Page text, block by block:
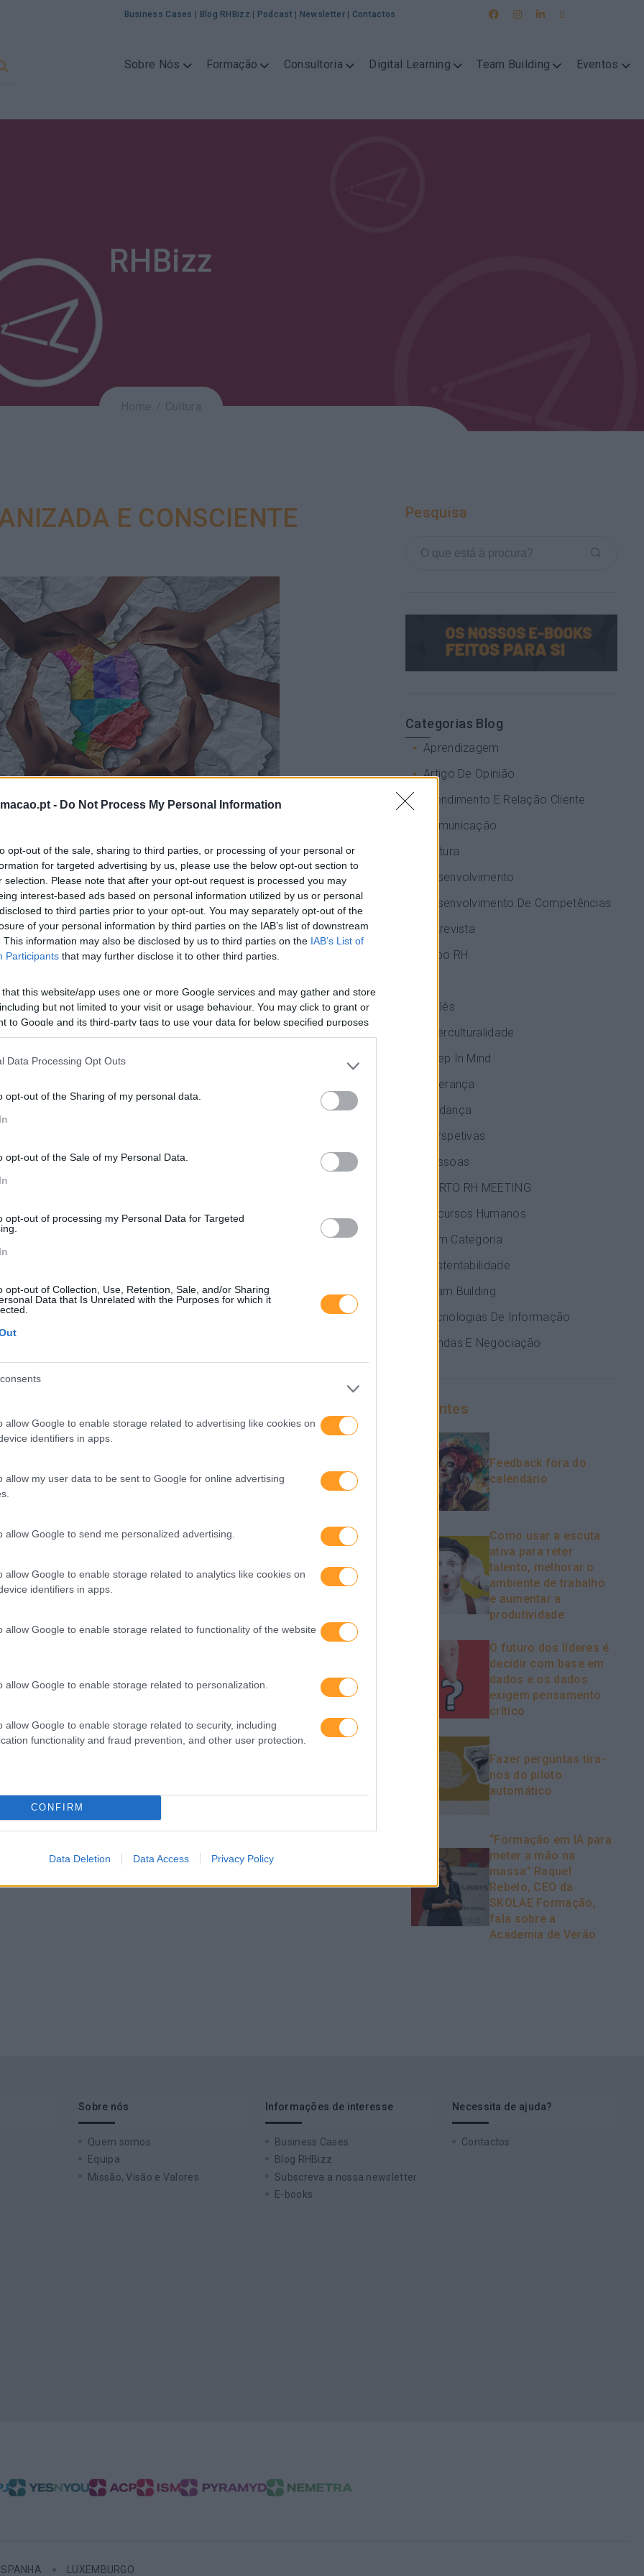
- Do Not Process My Personal Information
opt-out of the sale, sharing to third parties, or processing of your personal or
for targeted advertising by us, please use the below opt-out section to
selection. Please note that after your opt-out request is processed you may
interest-based ads based on personal information utilized by us or personal
to third parties prior to your opt-out. You may separately opt-out of the
of your personal information by third parties on the IAB’s list of downstream
This information may also be disclosed by us to third parties on the IAB’s List of
Participants that may further disclose it to other third parties.
that this website/app uses one or more Google services and may gather and store
but not limited to your visit or usage behaviour. You may click to grant or
to Google and its third-party tags to use your data for below specified purposes
consent section.
Data Processing Opt Outs
opt-out of the Sharing of my personal data.
opt-out of the Sale of my Personal Data.
opt-out of processing my Personal Data for Targeted
opt-out of Collection, Use, Retention, Sale, and/or Sharing
Data that Is Unrelated with the Purposes for which it
allow Google to enable storage related to advertising like cookies on
identifiers in apps.
allow my user data to be sent to Google for online advertising
allow Google to send me personalized advertising.
allow Google to enable storage related to analytics like cookies on
identifiers in apps.
allow Google to enable storage related to functionality of the website
allow Google to enable storage related to personalization.
allow Google to enable storage related to security, including
functionality and fraud prevention, and other user protection.
CONFIRM
Data Deletion Data Access Privacy Policy
Business Cases Blog RHBizz Podcast Newsletter| Contactos
Sobre Nós Formação Consultoria Digital Learning Team Building Eventos
RHBizz
E CONSCIENTE
e consciência do Líder
navegam num barco à deriva, são precisos líderes que promovam
ao momento presente. Conheça as 7 características que definem o
delas
para arriscar e serem ousados no trabalho que desenvolvem
com as pessoas.Ousa ir ao encontro
e consequentemente estimula as equipas a fazer o mesmo
promove a autoconfiança
nos colaboradores, porque confia neles
objetivos
e fazerem um caminho comum.
aqui
OS VALORES DA
EM TODAS AS
INTELIGÊNCIA INTERCULTURAL
SINGULARIDADE NO
DESENVOLVIMENTO DE
PESSOAS E EQUIPAS
Pesquisa
Categorias Blog
Aprendizagem
Artigo De Opinião
Atendimento E Relação Cliente
Comunicação
Cultura
Desenvolvimento
Desenvolvimento De Competências
Entrevista
Expo RH
Inglês
Interculturalidade
Keep In Mind
Liderança
Mudança
Perspetivas
Pessoas
PORTO RH MEETING
Recursos Humanos
Sem Categoria
Sustentabilidade
Team Building
Tecnologias De Informação
Vendas E Negociação
Recentes
Feedback fora do
calendário
Como usar a escuta
ativa para reter
talento, melhorar o
ambiente de trabalho
e aumentar a
produtividade
O futuro dos líderes é
decidir com base em
dados e os dados
exigem pensamento
crítico
Fazer perguntas tira-
nos do piloto
automático
“Formação em IA para
meter a mão na
massa” Raquel
Rebelo, CEO da
SKOLAE Formação,
fala sobre a
Academia de Verão
Sobre nós
Quem somos
Equipa
Missão, Visão e Valores
Informações de interesse
Business Cases
Blog RHBizz
Subscreva a nossa newsletter
E-books
Necessita de ajuda?
Contactos
LUXEMBURGO